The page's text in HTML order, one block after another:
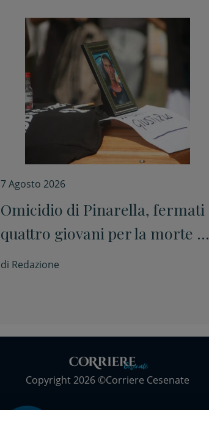
7 Agosto 2026
Omicidio di Pinarella, fermati
quattro giovani per la morte di
Nicola Musiani
di Redazione
Copyright 2026 ©Corriere Cesenate